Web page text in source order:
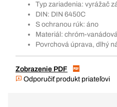
Typ zariadenia: vyrážač
DIN: DIN 6450C
S ochranou rúk: áno
Materiál: chróm-
Povrchová úprava, dlhý
Zobrazenie PDF
Odporučiť produkt priateľovi